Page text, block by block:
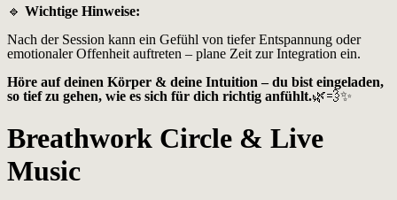
🔹 Wichtige Hinweise:
Nach der Session kann ein Gefühl von tiefer Entspannung oder
emotionaler Offenheit auftreten – plane Zeit zur Integration ein.
Höre auf deinen Körper & deine Intuition – du bist eingeladen,
so tief zu gehen, wie es sich für dich richtig anfühlt.🌿💨✨
Breathwork Circle & Live
Music